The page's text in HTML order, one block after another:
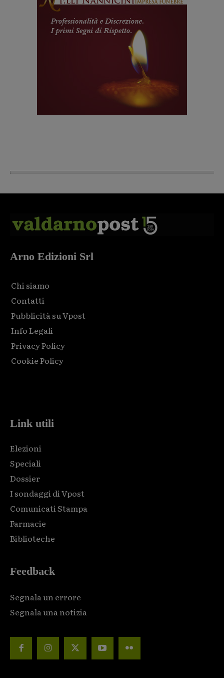
Arno Edizioni Srl
Chi siamo
Contatti
Pubblicità su Vpost
Info Legali
Privacy Policy
Cookie Policy
Link utili
Elezioni
Speciali
Dossier
I sondaggi di Vpost
Comunicati Stampa
Farmacie
Biblioteche
Feedback
Segnala un errore
Segnala una notizia